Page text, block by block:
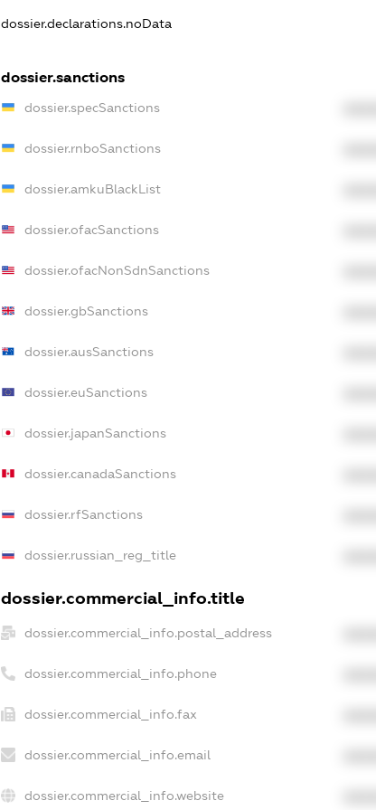
dossier.declarations.noData
dossier.sanctions
dossier.specSanctions
dossier.rnboSanctions
dossier.amkuBlackList
dossier.ofacSanctions
dossier.ofacNonSdnSanctions
dossier.gbSanctions
dossier.ausSanctions
dossier.euSanctions
dossier.japanSanctions
dossier.canadaSanctions
dossier.rfSanctions
dossier.russian_reg_title
dossier.commercial_info.title
dossier.commercial_info.postal_address
dossier.commercial_info.phone
dossier.commercial_info.fax
dossier.commercial_info.email
dossier.commercial_info.website